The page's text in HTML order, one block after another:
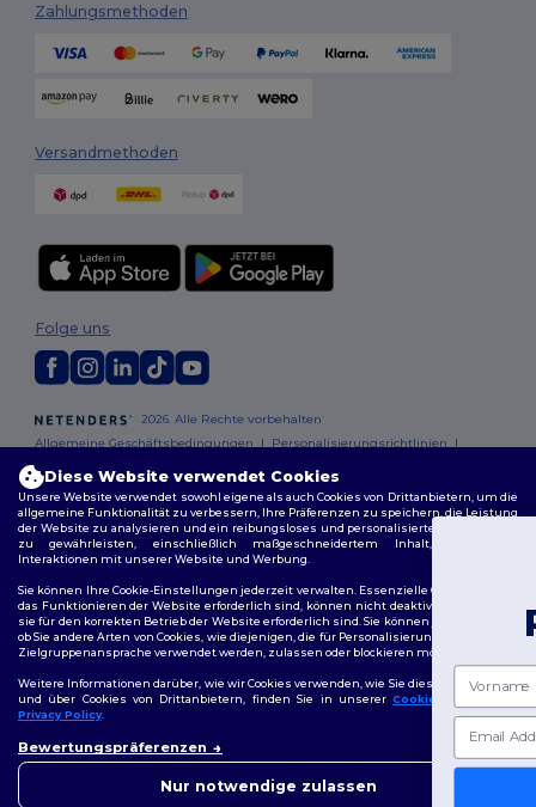
Zahlungsmethoden
Versandmethoden
2026. Alle Rechte vorbehalten
Allgemeine Geschäftsbedingungen | Personalisierungsrichtlinien |
Folge uns
Berlin|Hamburg | München| Köln |Frankfurt | Essen |Dortmund|
Stuttgart |Düsseldorf| Bremen
Diese Website verwendet Cookies
Unsere Website verwendet sowohl eigene als auch Cookies von Drittanbietern, um die
allgemeine Funktionalität zu verbessern, Ihre Präferenzen zu speichern, die Leistung
der Website zu analysieren und ein reibungsloses und personalisiertes Surferlebnis
zu gewährleisten, einschließlich maßgeschneidertem Inhalt, optimierten
Interaktionen mit unserer Website und Werbung.
Sie können Ihre Cookie-Einstellungen jederzeit verwalten. Essenzielle Cookies, die für
das Funktionieren der Website erforderlich sind, können nicht deaktiviert werden, da
sie für den korrekten Betrieb der Website erforderlich sind. Sie können jedoch wählen,
ob Sie andere Arten von Cookies, wie diejenigen, die für Personalisierung, Analyse und
Zielgruppenansprache verwendet werden, zulassen oder blockieren möchten.
Weitere Informationen darüber, wie wir Cookies verwenden, wie Sie diese kontrollieren
und über Cookies von Drittanbietern, finden Sie in unsererCookies Policy
Privacy Policy.
Bewertungspräferenzen
Nur notwendige zulassen
Bedenken haben, können Sie
uns jederzeit kontaktieren.
Du hast 10€
Rabatt erhalten!
10 € Rabatt sichern!